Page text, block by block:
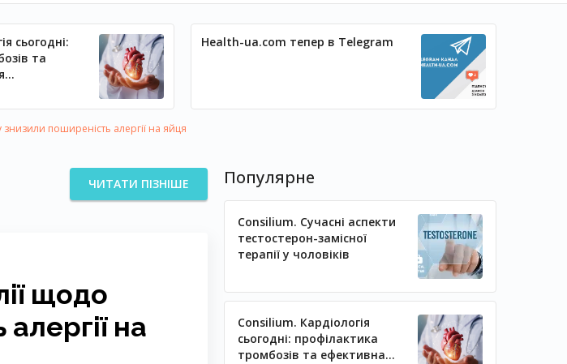
сьогодні:
та
Health-ua.com тепер в Telegram
знизили поширеність алергії на яйця
ЧИТАТИ ПІЗНІШЕ
щодо
на
Популярне
Consilium. Сучасні аспекти
тестостерон-замісної
терапії у чоловіків
Consilium. Кардіологія
сьогодні: профілактика
тромбозів та ефективна